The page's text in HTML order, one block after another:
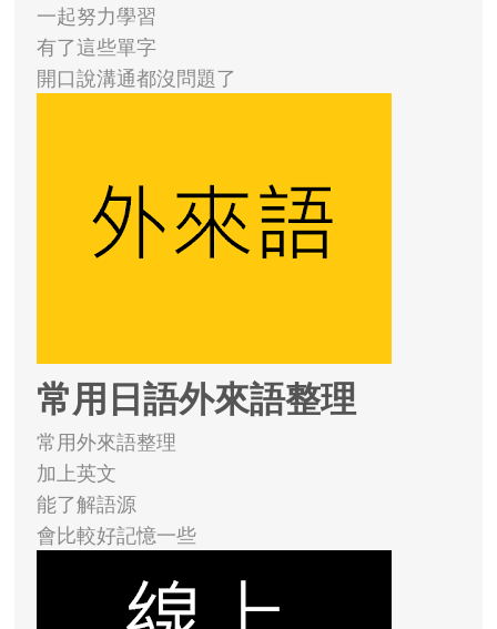
一起努力學習
有了這些單字
開口說溝通都沒問題了
常用日語外來語整理
常用外來語整理
加上英文
能了解語源
會比較好記憶一些